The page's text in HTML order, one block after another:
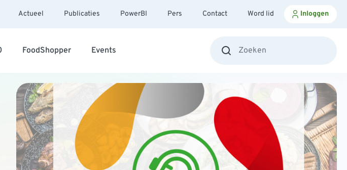
Actueel Publicaties PowerBI Pers Contact Word lid Inloggen
FoodShopper Events